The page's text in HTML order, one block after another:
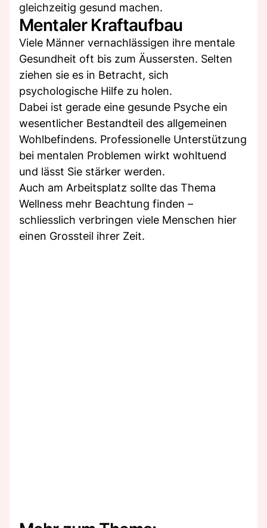
gleichzeitig gesund machen.
Mentaler Kraftaufbau
Viele Männer vernachlässigen ihre mentale
Gesundheit oft bis zum Äussersten. Selten
ziehen sie es in Betracht, sich
psychologische Hilfe zu holen.
Dabei ist gerade eine gesunde Psyche ein
wesentlicher Bestandteil des allgemeinen
Wohlbefindens. Professionelle Unterstützung
bei mentalen Problemen wirkt wohltuend
und lässt Sie stärker werden.
Auch am Arbeitsplatz sollte das Thema
Wellness mehr Beachtung finden –
schliesslich verbringen viele Menschen hier
einen Grossteil ihrer Zeit.